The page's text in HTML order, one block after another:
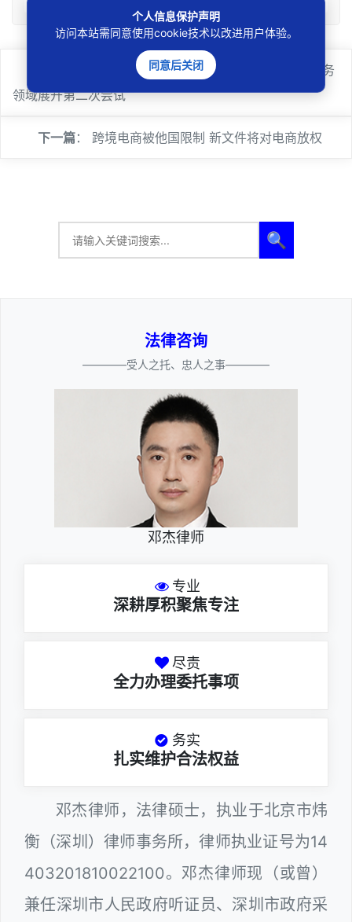
富士康推出独立电商平台富连网 在电子商务
领域展开第二次尝试
下一篇： 跨境电商被他国限制 新文件将对电商放权
🔍
法律咨询
————受人之托、忠人之事————
邓杰律师
专业
深耕厚积聚焦专注
尽责
全力办理委托事项
务实
扎实维护合法权益
邓杰律师，法律硕士，执业于北京市炜
衡（深圳）律师事务所，律师执业证号为14
403201810022100。邓杰律师现（或曾）
兼任深圳市人民政府听证员、深圳市政府采
个人信息保护声明
访问本站需同意使用cookie技术以改进用户体验。
同意后关闭